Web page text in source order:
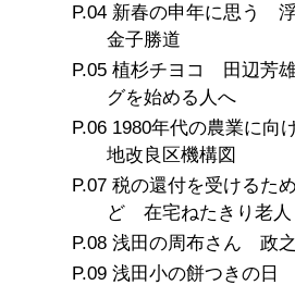
新春の申年に思う
金子勝道
植杉チヨコ 田辺芳
グを始める人へ
1980年代の農業に
地改良区機構図
税の還付を受けるた
ど 在宅ねたきり老
浅田の周布さん 政
浅田小の餅つきの